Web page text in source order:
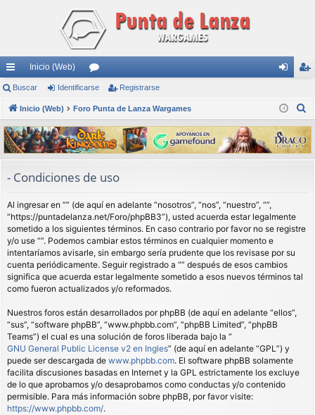
nl
ac
es
rá
s
Inicio (Web)
or
os nti
fic
ar
ist
ra
rs
Buscar Identificarse Registrarse
Inicio (Web) Foro Punta de Lanza Wargames
s
c
- Condiciones de uso
Al ingresar en “” (de aquí en adelante “nosotros”, “nos”, “nuestro”, “”,
“https://puntadelanza.net/Foro/phpBB3”), usted acuerda estar legalmente
sometido a los siguientes términos. En caso contrario por favor no se registre
y/o use “”. Podemos cambiar estos términos en cualquier momento e
intentaríamos avisarle, sin embargo sería prudente que los revisase por su
cuenta periódicamente. Seguir registrado a “” después de esos cambios
significa que acuerda estar legalmente sometido a esos nuevos términos tal
como fueron actualizados y/o reformados.
Nuestros foros están desarrollados por phpBB (de aquí en adelante “ellos”,
“sus”, “software phpBB”, “www.phpbb.com”, “phpBB Limited”, “phpBB
Teams”) el cual es una solución de foros liberada bajo la “
GNU General Public License v2 en Ingles” (de aquí en adelante “GPL”) y
puede ser descargada de www.phpbb.com. El software phpBB solamente
facilita discusiones basadas en Internet y la GPL estrictamente los excluye
de lo que aprobamos y/o desaprobamos como conductas y/o contenido
permisible. Para más información sobre phpBB, por favor visite:
https://www.phpbb.com/.